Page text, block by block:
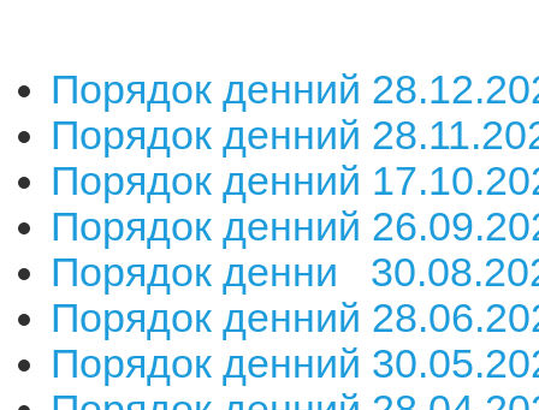
Порядок денний
Порядок денний
Порядок денний
Порядок денний
Порядок денни
Порядок денний
Порядок денний